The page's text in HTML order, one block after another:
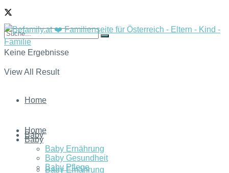
Keine Ergebnisse
View All Result
Home
Baby
Baby Ernährung
Home
Baby
Baby Ernährung
Baby Gesundheit
Baby Pflege